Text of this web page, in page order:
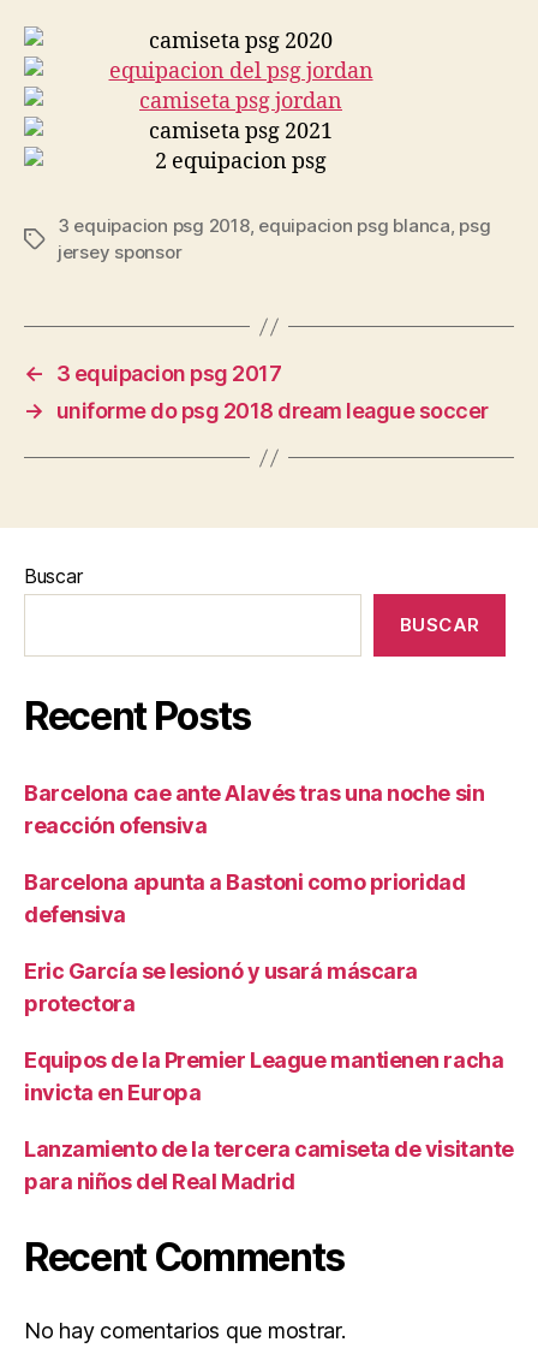
Etiquetas
3 equipacion psg 2018, equipacion psg blanca, psg
jersey sponsor
←
3 equipacion psg 2017
→
uniforme do psg 2018 dream league soccer
Buscar
BUSCAR
Recent Posts
Barcelona cae ante Alavés tras una noche sin
reacción ofensiva
Barcelona apunta a Bastoni como prioridad
defensiva
Eric García se lesionó y usará máscara
protectora
Equipos de la Premier League mantienen racha
invicta en Europa
Lanzamiento de la tercera camiseta de visitante
para niños del Real Madrid
Recent Comments
No hay comentarios que mostrar.